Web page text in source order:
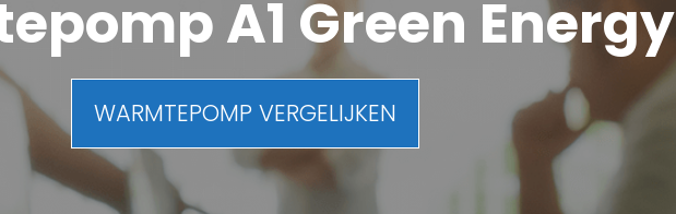
A1 Green Energy
WARMTEPOMP VERGELIJKEN